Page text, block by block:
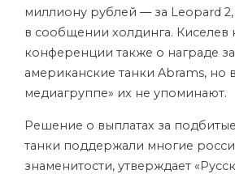
миллиону рублей — за Leopard 2,
в сообщении холдинга. Киселев
конференции также о награде
американские танки Abrams, но
медиагруппе» их не упоминают.
Решение о выплатах за
танки поддержали многие
знаменитости, утверждает